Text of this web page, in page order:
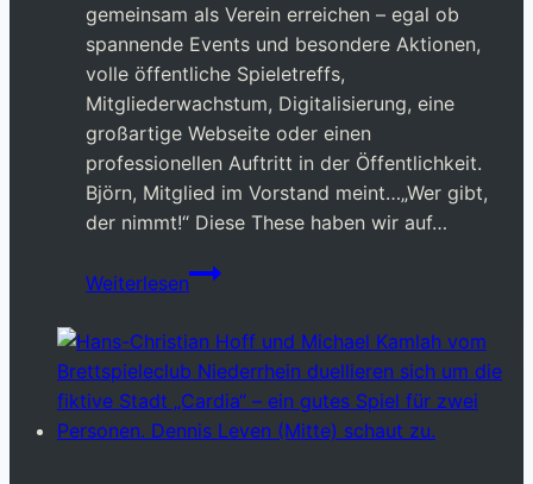
gemeinsam als Verein erreichen – egal ob
spannende Events und besondere Aktionen,
volle öffentliche Spieletreffs,
Mitgliederwachstum, Digitalisierung, eine
großartige Webseite oder einen
professionellen Auftritt in der Öffentlichkeit.
Björn, Mitglied im Vorstand meint…„Wer gibt,
der nimmt!“ Diese These haben wir auf…
Weiterlesen
Tag
des
Ehrenamts
beim
BCN